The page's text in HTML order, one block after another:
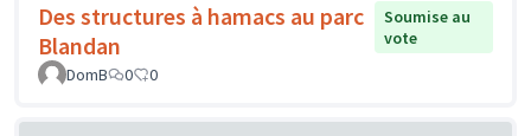
Des structures à hamacs au parc
Blandan
Soumise au
vote
DomB
0 0